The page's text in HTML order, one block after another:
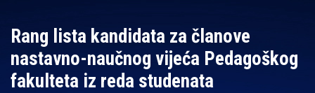
Rang lista kandidata za članove
nastavno-naučnog vijeća Pedagoškog
fakulteta iz reda studenata